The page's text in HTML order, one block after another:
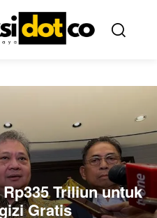
Triliun untuk
Gratis